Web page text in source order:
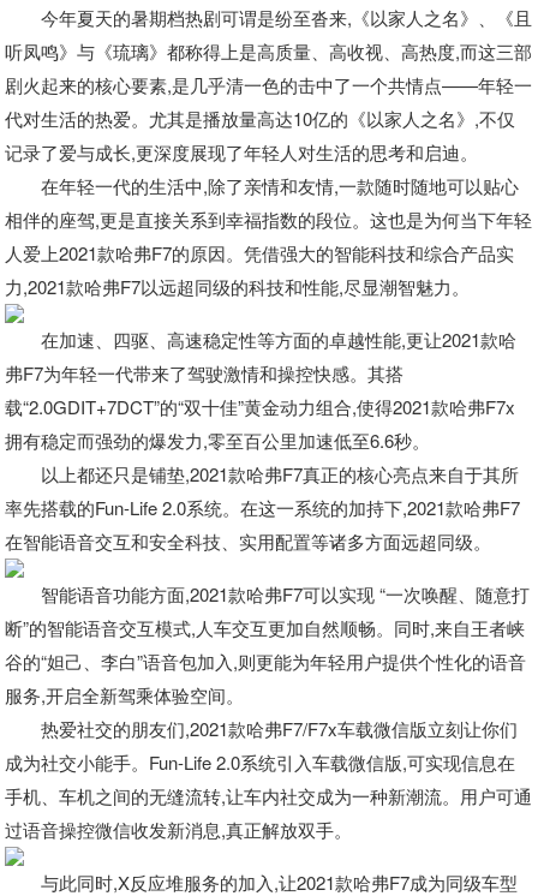
今年夏天的暑期档热剧可谓是纷至沓来,《以家人之名》、《且
听凤鸣》与《琉璃》都称得上是高质量、高收视、高热度,而这三部
剧火起来的核心要素,是几乎清一色的击中了一个共情点——年轻一
代对生活的热爱。尤其是播放量高达10亿的《以家人之名》,不仅
记录了爱与成长,更深度展现了年轻人对生活的思考和启迪。
在年轻一代的生活中,除了亲情和友情,一款随时随地可以贴心
相伴的座驾,更是直接关系到幸福指数的段位。这也是为何当下年轻
人爱上2021款哈弗F7的原因。凭借强大的智能科技和综合产品实
力,2021款哈弗F7以远超同级的科技和性能,尽显潮智魅力。
在加速、四驱、高速稳定性等方面的卓越性能,更让2021款哈
弗F7为年轻一代带来了驾驶激情和操控快感。其搭
载“2.0GDIT+7DCT”的“双十佳”黄金动力组合,使得2021款哈弗F7x
拥有稳定而强劲的爆发力,零至百公里加速低至6.6秒。
以上都还只是铺垫,2021款哈弗F7真正的核心亮点来自于其所
率先搭载的Fun-Life 2.0系统。在这一系统的加持下,2021款哈弗F7
在智能语音交互和安全科技、实用配置等诸多方面远超同级。
智能语音功能方面,2021款哈弗F7可以实现 “一次唤醒、随意打
断”的智能语音交互模式,人车交互更加自然顺畅。同时,来自王者峡
谷的“妲己、李白”语音包加入,则更能为年轻用户提供个性化的语音
服务,开启全新驾乘体验空间。
热爱社交的朋友们,2021款哈弗F7/F7x车载微信版立刻让你们
成为社交小能手。Fun-Life 2.0系统引入车载微信版,可实现信息在
手机、车机之间的无缝流转,让车内社交成为一种新潮流。用户可通
过语音操控微信收发新消息,真正解放双手。
与此同时,X反应堆服务的加入,让2021款哈弗F7成为同级车型